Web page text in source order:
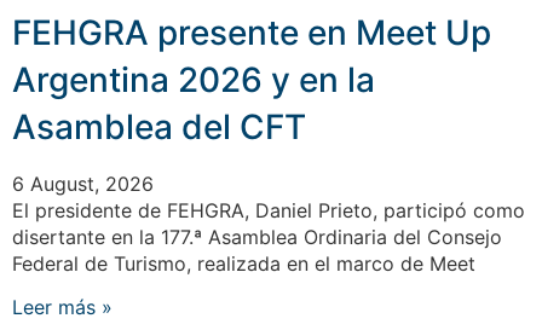
FEHGRA presente en Meet Up
Argentina 2026 y en la
Asamblea del CFT
6 August, 2026
El presidente de FEHGRA, Daniel Prieto, participó como
disertante en la 177.ª Asamblea Ordinaria del Consejo
Federal de Turismo, realizada en el marco de Meet
Leer más »